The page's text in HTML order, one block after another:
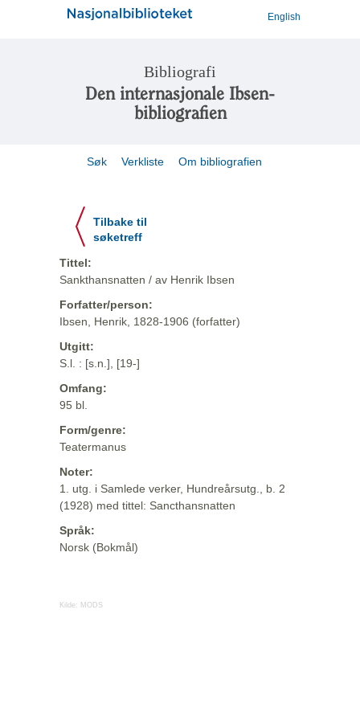
English
Bibliografi
Den internasjonale Ibsen-
bibliografien
Søk Verkliste Om bibliografien
Tilbake til
søketreff
Tittel:
Sankthansnatten / av Henrik Ibsen
Forfatter/person:
Ibsen, Henrik, 1828-1906 (forfatter)
Utgitt:
S.l. : [s.n.], [19-]
Omfang:
95 bl.
Form/genre:
Teatermanus
Noter:
1. utg. i Samlede verker, Hundreårsutg., b. 2
(1928) med tittel: Sancthansnatten
Språk:
Norsk (Bokmål)
Kilde: MODS